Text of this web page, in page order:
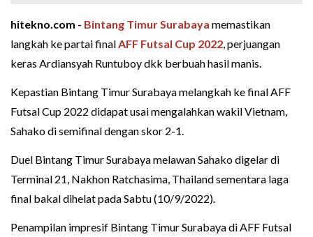
hitekno.com - Bintang Timur Surabaya memastikan
langkah ke partai finalAFF Futsal Cup 2022, perjuangan
keras Ardiansyah Runtuboy dkk berbuah hasil manis.
Kepastian Bintang Timur Surabaya melangkah ke final AFF
Futsal Cup 2022 didapat usai mengalahkan wakil Vietnam,
Sahako di semifinal dengan skor 2-1.
Duel Bintang Timur Surabaya melawan Sahako digelar di
Terminal 21, Nakhon Ratchasima, Thailand sementara laga
final bakal dihelat pada Sabtu (10/9/2022).
Penampilan impresif Bintang Timur Surabaya di AFF Futsal